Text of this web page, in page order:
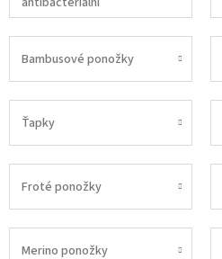
Bambusové ponožky
Ťapky
Froté ponožky
Merino ponožky